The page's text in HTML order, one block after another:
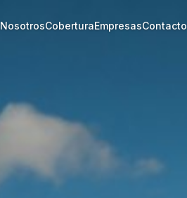
NosotrosCoberturaEmpresasContacto